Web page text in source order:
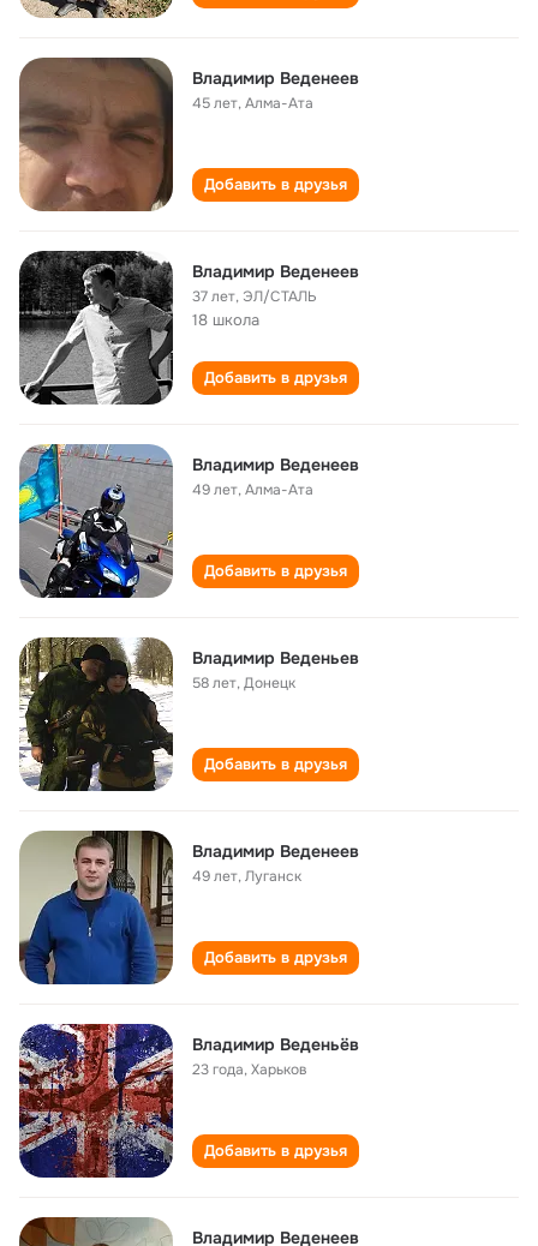
Владимир Веденеев
45 лет,Алма-Ата
Добавить в друзья
Владимир Веденеев
37 лет, ЭЛ/СТАЛЬ
18 школа
Добавить в друзья
Владимир Веденеев
49 лет,Алма-Ата
Добавить в друзья
Владимир Веденьев
58 лет,Донецк
Добавить в друзья
Владимир Веденеев
49 лет,Луганск
Добавить в друзья
Владимир Веденьёв
23 года,Харьков
Добавить в друзья
Владимир Веденеев